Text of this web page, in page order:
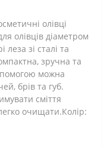
олівці
олівців діаметром
зі сталі та
зручна та
можна
брів та губ.
сміття
очищати.Колір: